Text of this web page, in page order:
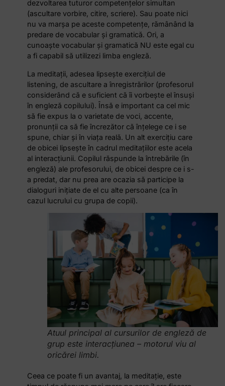
dezvoltarea tuturor competențelor simultan
(ascultare vorbire, citire, scriere). Sau poate nici
nu va marșa pe aceste competențe, rămânând la
predare de vocabular și gramatică. Ori, a
cunoaște vocabular și gramatică NU este egal cu
a fi capabil să utilizezi limba engleză.
La meditații, adesea lipsește exercițiul de
listening, de ascultare a înregistrărilor (profesorul
considerând că e suficient că îi vorbește el însuși
în engleză copilului). Însă e important ca cel mic
să fie expus la o varietate de voci, accente,
pronunții ca să fie încrezător că înțelege ce i se
spune, chiar și în viața reală. Un alt exercițiu care
de obicei lipsește în cadrul meditațiilor este acela
al interacțiunii. Copilul răspunde la întrebările (în
engleză) ale profesorului, de obicei despre ce i s-
a predat, dar nu prea are ocazia să participe la
dialoguri inițiate de el cu alte persoane (ca în
cazul lucrului cu grupa de copii).
Atuul principal al cursurilor de engleză de
grup este interacțiunea – motorul viu al
oricărei limbi.
Ceea ce poate fi un avantaj, la meditație, este